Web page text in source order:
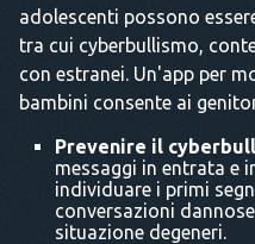
adolescenti possono
tra cui cyberbullismo,
con estranei. Un'app per
bambini consente ai
Prevenire il
messaggi in entrata e
individuare i primi
conversazioni
situazione degeneri.